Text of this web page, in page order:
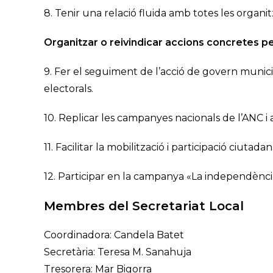
8. Tenir una relació fluida amb totes les
Organitzar o reivindicar accions concretes
9. Fer el seguiment de l’acció de govern
electorals.
10. Replicar les campanyes nacionals de
11. Facilitar la mobilització i participació
12. Participar en la campanya «La
Membres del Secretariat Local
Coordinadora: Candela Batet
Secretària: Teresa M. Sanahuja
Tresorera: Mar Bigorra